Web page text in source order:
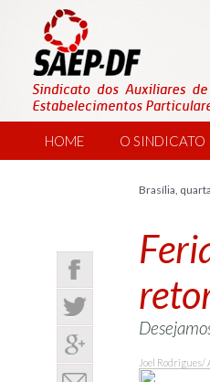
HOME O SINDICATO
Brasília,
Joel Rodrigues/